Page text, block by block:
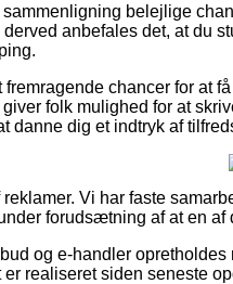
belejlige
anbefales det, at du
fremragende chancer for at
folk mulighed for at
danne dig et indtryk af
Vi har faste
forudsætning af at en
og e-handler
realiseret siden seneste